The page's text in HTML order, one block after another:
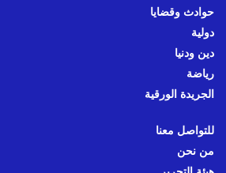
حوادث وقضايا
دولية
دين ودنيا
رياضة
الجريدة الورقية
للتواصل معنا
من نحن